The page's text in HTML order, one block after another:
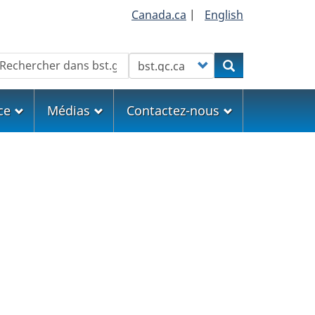
Canada.ca | English
Customize your searchRechercher
Médias Contactez-nous